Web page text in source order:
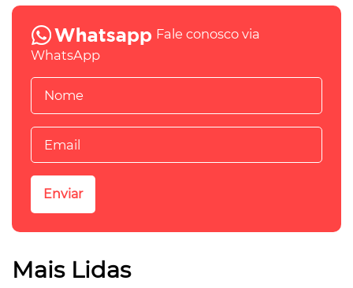
Fale conosco via
WhatsApp
Mais Lidas